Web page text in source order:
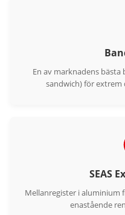
En av marknadens
sandwich) för
SEAS
Mellanregister i aluminium
enastående